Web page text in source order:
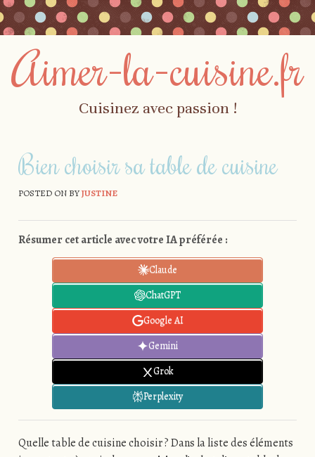
Aimer-la-cuisine.fr
Cuisinez avec passion !
Menu
Bien choisir sa table de cuisine
POSTED ON BYJUSTINE
Résumer cet article avec votre IA préférée :
Claude
ChatGPT
Google AI
Gemini
Grok
Perplexity
Quelle table de cuisine choisir ? Dans la liste des éléments